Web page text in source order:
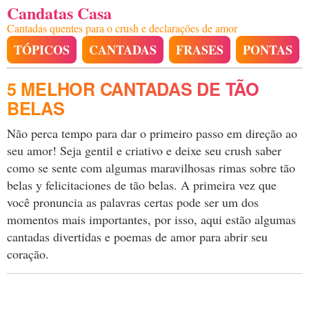
Candatas Casa
Cantadas quentes para o crush e declarações de amor
TÓPICOS CANTADAS FRASES PONTAS
5 MELHOR CANTADAS DE TÃO
BELAS
Não perca tempo para dar o primeiro passo em direção ao
seu amor! Seja gentil e criativo e deixe seu crush saber
como se sente com algumas maravilhosas rimas sobre tão
belas y felicitaciones de tão belas. A primeira vez que
você pronuncia as palavras certas pode ser um dos
momentos mais importantes, por isso, aqui estão algumas
cantadas divertidas e poemas de amor para abrir seu
coração.